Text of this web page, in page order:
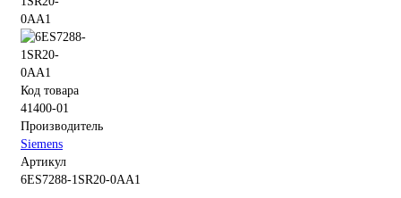
Код товара
41400-01
Производитель
Siemens
Артикул
6ES7288-1SR20-0AA1